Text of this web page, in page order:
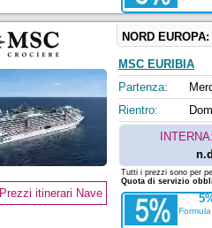
NORD EUROPA:
MSC EURIBIA
Partenza:
Rientro:
INTERNA:
Prezzi itinerari Nave
Tutti i prezzi sono per
Quota di servizio